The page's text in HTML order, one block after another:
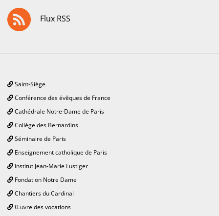
Flux RSS
Saint-Siège
Conférence des évêques de France
Cathédrale Notre-Dame de Paris
Collège des Bernardins
Séminaire de Paris
Enseignement catholique de Paris
Institut Jean-Marie Lustiger
Fondation Notre Dame
Chantiers du Cardinal
Œuvre des vocations